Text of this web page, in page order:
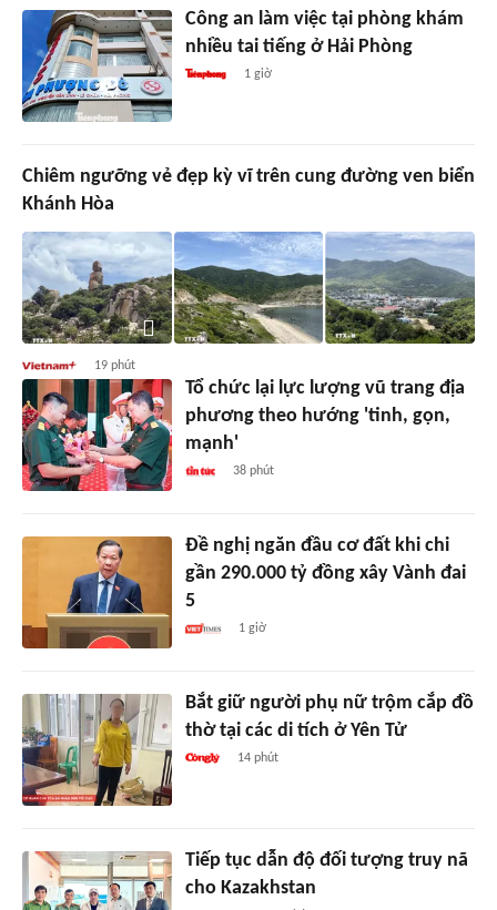
Công an làm việc tại phòng khám
nhiều tai tiếng ở Hải Phòng
1 giờ
Chiêm ngưỡng vẻ đẹp kỳ vĩ trên cung đường ven biển
Khánh Hòa
19 phút
Tổ chức lại lực lượng vũ trang địa
phương theo hướng 'tinh, gọn,
mạnh'
38 phút
Đề nghị ngăn đầu cơ đất khi chi
gần 290.000 tỷ đồng xây Vành đai
5
1 giờ
Bắt giữ người phụ nữ trộm cắp đồ
thờ tại các di tích ở Yên Tử
14 phút
Tiếp tục dẫn độ đối tượng truy nã
cho Kazakhstan